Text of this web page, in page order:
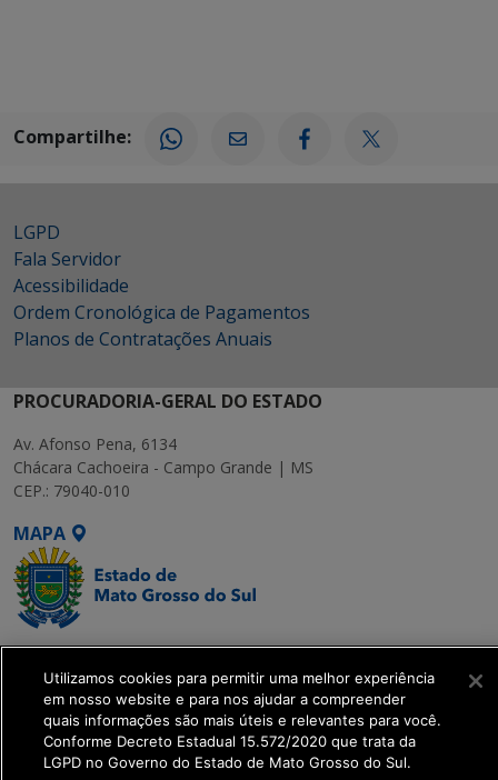
Compartilhe:
LGPD
Fala Servidor
Acessibilidade
Ordem Cronológica de Pagamentos
Planos de Contratações Anuais
PROCURADORIA-GERAL DO ESTADO
Av. Afonso Pena, 6134
Chácara Cachoeira - Campo Grande | MS
CEP.: 79040-010
MAPA
SETDIG | Secretaria-
Executiva de
Transformação Digital
get_footer();
Utilizamos cookies para permitir uma melhor experiência
em nosso website e para nos ajudar a compreender
quais informações são mais úteis e relevantes para você.
Conforme Decreto Estadual 15.572/2020 que trata da
LGPD no Governo do Estado de Mato Grosso do Sul.